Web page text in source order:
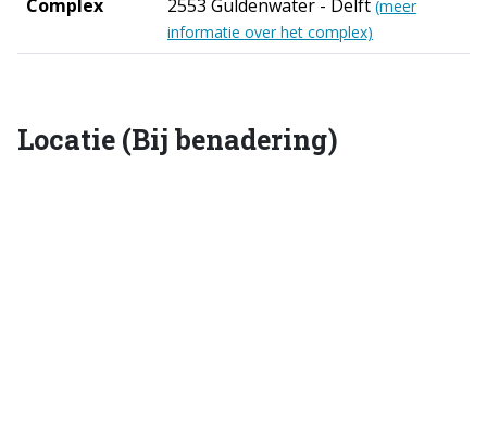
Complex 2553 Guldenwater - Delft (meer
informatie over het complex)
Locatie (Bij benadering)